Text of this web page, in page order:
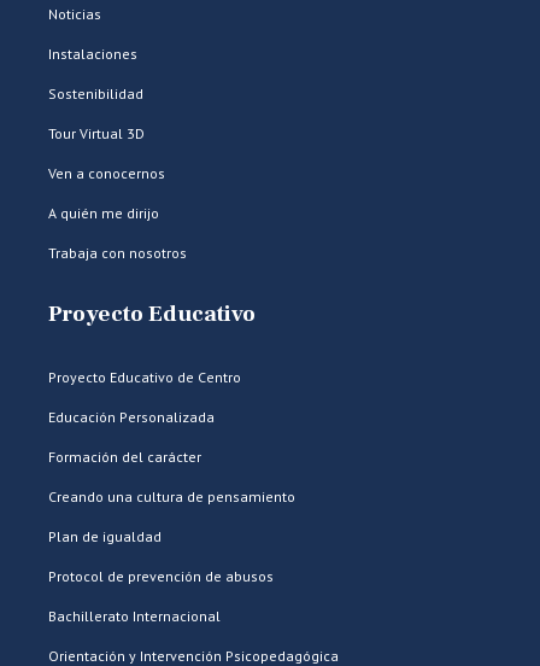
Noticias
Instalaciones
Sostenibilidad
Tour Virtual 3D
Ven a conocernos
A quién me dirijo
Trabaja con nosotros
Proyecto Educativo
Proyecto Educativo de Centro
Educación Personalizada
Formación del carácter
Creando una cultura de pensamiento
Plan de igualdad
Protocol de prevención de abusos
Bachillerato Internacional
Orientación y Intervención Psicopedagógica